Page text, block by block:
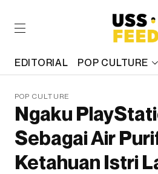
EDITORIAL POP CULTURE
POP CULTURE
Ngaku
Sebagai Air
Ketahuan Istri